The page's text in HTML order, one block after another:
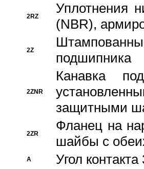
2RZ
Уплотнения
(NBR),
2Z
подшипника
2ZNR
Канавка
защитными
2ZR
Фланец на
шайбы с
A
Угол контакта